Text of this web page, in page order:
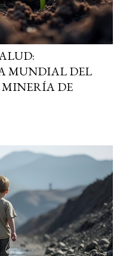
MUNDIAL DEL
MINERÍA DE